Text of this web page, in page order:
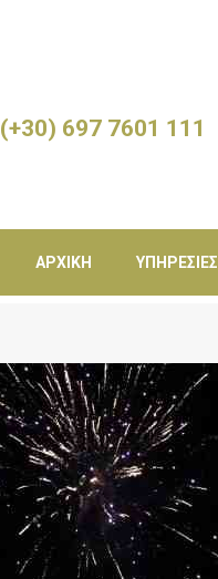
(+30) 697 7601 111
ΑΡΧΙΚΉ ΥΠΗΡΕΣΊΕΣ